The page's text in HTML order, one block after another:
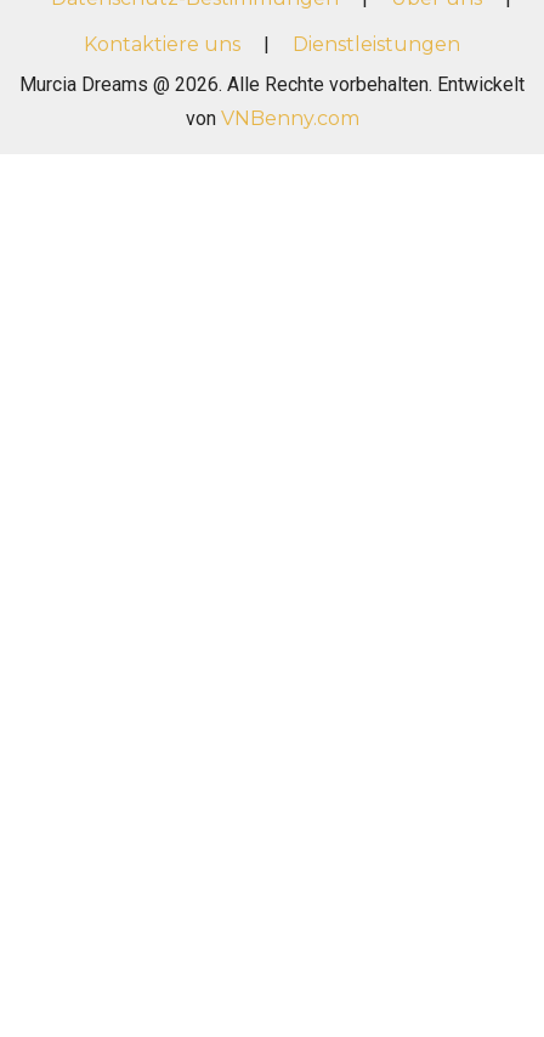
Kontaktiere uns
|
Dienstleistungen
Murcia Dreams @ 2026. Alle Rechte vorbehalten. Entwickelt
von VNBenny.com